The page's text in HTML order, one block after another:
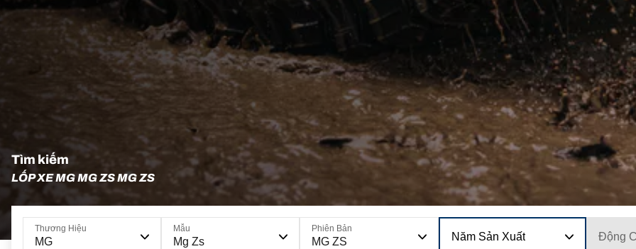
Tìm kiếm
LỐP XE MG MG ZS MG ZS
Thương Hiệu
MG
Mẫu
Mg Zs
Phiên Bản
MG ZS Năm Sản Xuất Động